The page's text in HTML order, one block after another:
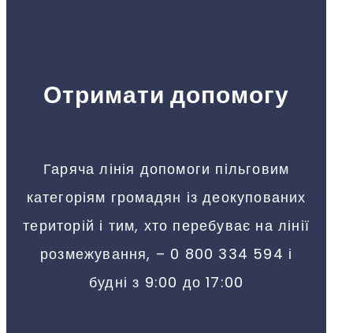
Отримати допомогу
Гаряча лінія допомоги пільговим
категоріям громадян із деокупованих
територій і тим, хто перебуває на лінії
розмежування, – 0 800 334 594 і
будні з 9:00 до 17:00